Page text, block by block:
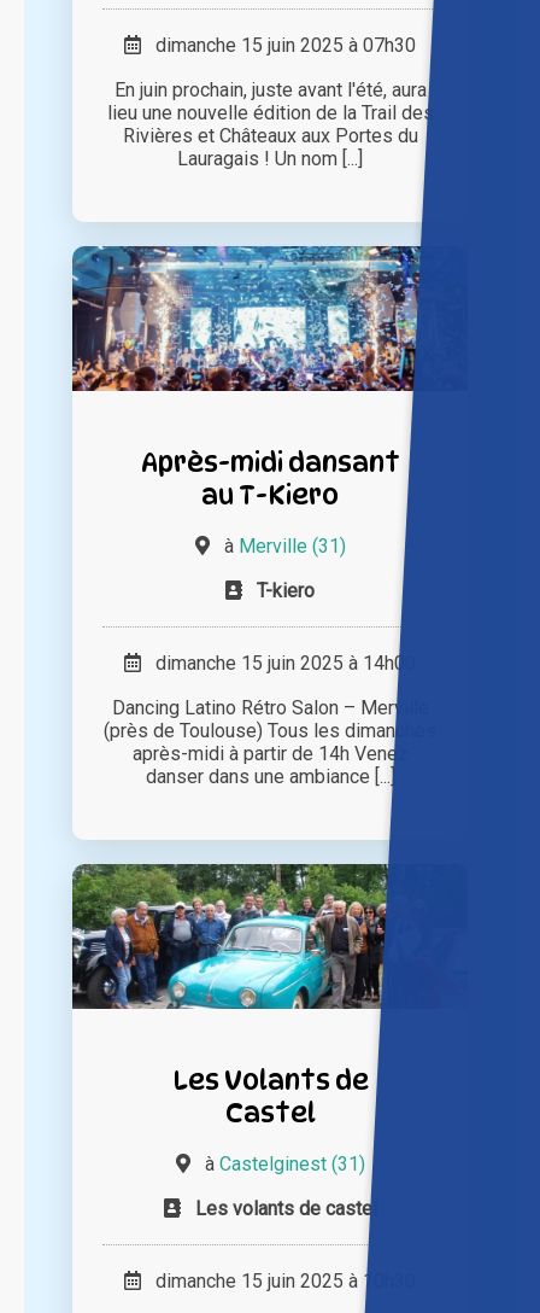
dimanche 15 juin 2025 à 07h30
En juin prochain, juste avant l'été, aura
lieu une nouvelle édition de la Trail des
Rivières et Châteaux aux Portes du
Lauragais ! Un nom [...]
Après-midi dansant
au T-Kiero
à Merville (31)
T-kiero
dimanche 15 juin 2025 à 14h00
Dancing Latino Rétro Salon – Merville
(près de Toulouse) Tous les dimanches
après-midi à partir de 14h Venez
danser dans une ambiance [...]
Les Volants de
Castel
à Castelginest (31)
Les volants de castel
dimanche 15 juin 2025 à 10h30